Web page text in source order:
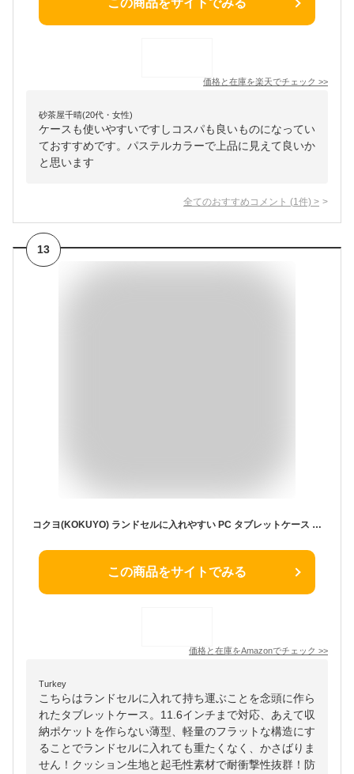
この商品をサイトでみる
価格と在庫を楽天でチェック >>
砂茶屋千晴(20代・女性)
ケースも使いやすいですしコスパも良いものになってい
ておすすめです。パステルカラーで上品に見えて良いか
と思います
全てのおすすめコメント (1 件) >
13
コクヨ(KOKUYO) ランドセルに入れやすい PC タブレットケース 11.6インチ ネイビー スク-TC115DB
この商品をサイトでみる
価格と在庫をAmazonでチェック >>
Turkey
こちらはランドセルに入れて持ち運ぶことを念頭に作ら
れたタブレットケース。11.6インチまで対応、あえて収
納ポケットを作らない薄型、軽量のフラットな構造にす
ることでランドセルに入れても重たくなく、かさばりま
せん！クッション生地と起毛性素材で耐衝撃性抜群！防